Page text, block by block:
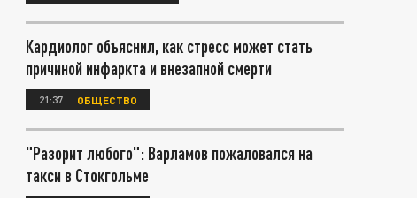
Кардиолог объяснил, как стресс может стать
причиной инфаркта и внезапной смерти
21:37 ОБЩЕСТВО
"Разорит любого": Варламов пожаловался на
такси в Стокгольме